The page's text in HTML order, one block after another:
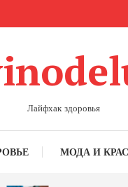
Лайфхак здоровья
МОДА И